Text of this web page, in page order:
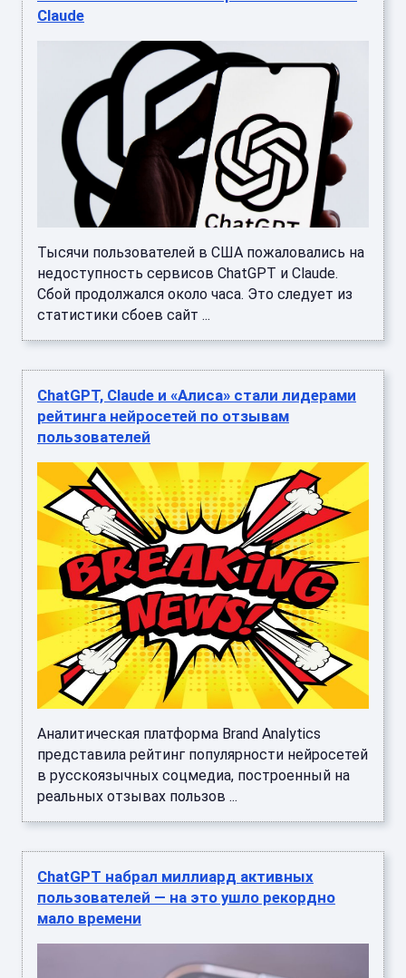
Claude
Тысячи пользователей в США пожаловались на
недоступность сервисов ChatGPT и Claude.
Сбой продолжался около часа. Это следует из
статистики сбоев сайт ...
ChatGPT, Claude и «Алиса» стали лидерами
рейтинга нейросетей по отзывам
пользователей
Аналитическая платформа Brand Analytics
представила рейтинг популярности нейросетей
в русскоязычных соцмедиа, построенный на
реальных отзывах пользов ...
ChatGPT набрал миллиард активных
пользователей — на это ушло рекордно
мало времени